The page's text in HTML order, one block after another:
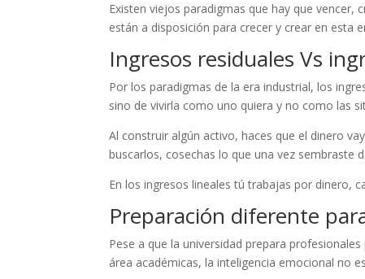
Existen viejos paradigmas que hay que vencer,
están a disposición para crecer y crear en esta
Ingresos residuales Vs
Por los paradigmas de la era industrial, los
sino de vivirla como uno quiera y no como las
Al construir algún activo, haces que el dinero
buscarlos, cosechas lo que una vez sembraste
En los ingresos lineales tú trabajas por dinero,
Preparación diferente
Pese a que la universidad prepara
área académicas, la inteligencia emocional no